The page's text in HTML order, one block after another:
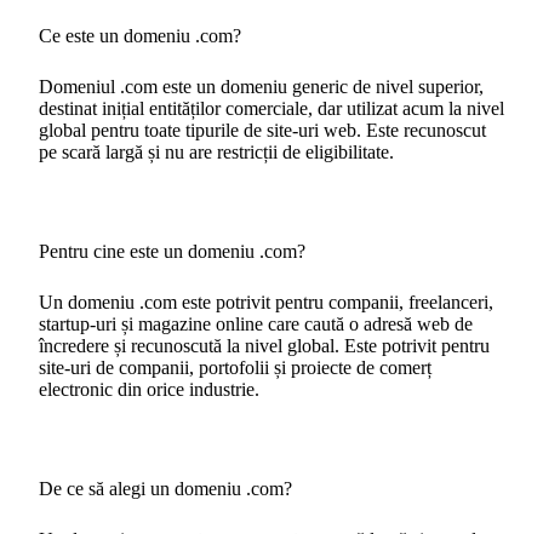
Ce este un domeniu .com?
Domeniul .com este un domeniu generic de nivel superior,
destinat inițial entităților comerciale, dar utilizat acum la nivel
global pentru toate tipurile de site-uri web. Este recunoscut
pe scară largă și nu are restricții de eligibilitate.
Pentru cine este un domeniu .com?
Un domeniu .com este potrivit pentru companii, freelanceri,
startup-uri și magazine online care caută o adresă web de
încredere și recunoscută la nivel global. Este potrivit pentru
site-uri de companii, portofolii și proiecte de comerț
electronic din orice industrie.
De ce să alegi un domeniu .com?